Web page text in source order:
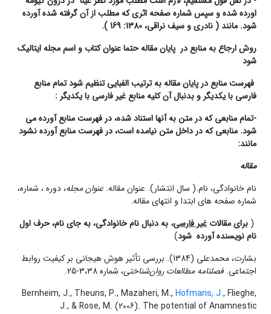
اورده شده و سپس شماره صفحه اثری که مطلب از آن گرفته شده آورده
شود. مانند ( نادری و سیف نراقی، 1380: 169 )
.
روش ارجاع به منابع در پایان مقالهحتما عنوان کتاب و اسم مجله ایتالیک
شود
فهرست منابع در پایان مقاله به ترتیب الفبایی تنظیم شود تمام منابع
فارسی با یکدیگر و بدنبال آن کلیه منابع غیر فارسی با یکدیگر :
-تمام منابعی که در متن به آنها استناد شده، در فهرست منابع آورده می
شود. منابعی که در داخل متن نیامده است، در فهرست منابع آورده نشود
مانند:
مقاله
نام خانوادگی، نام.( سال انتشار). عنوان مقاله. عنوان مجله، دوره ، شماره،
شماره ­صفحه­ های ابتدا و انتهای مقاله.
( برای مقالات غیر فارسی، به دنبال نام خانوادگی، به جای نام، حرف اول
نام نویسنده آورده شود)
بشارت، محمدعلی (1384). بررسی تأثیر هوش هیجانی بر کیفیت روابط
اجتماعی. فصلنامه مطالعات روانشناختی، شماره 3،38-25.
Bernheim, J., Theuns, P., Mazaheri, M., Hofmans, J., Flieghe,
J., & Rose, M. (2006). The potential of Anamnestic